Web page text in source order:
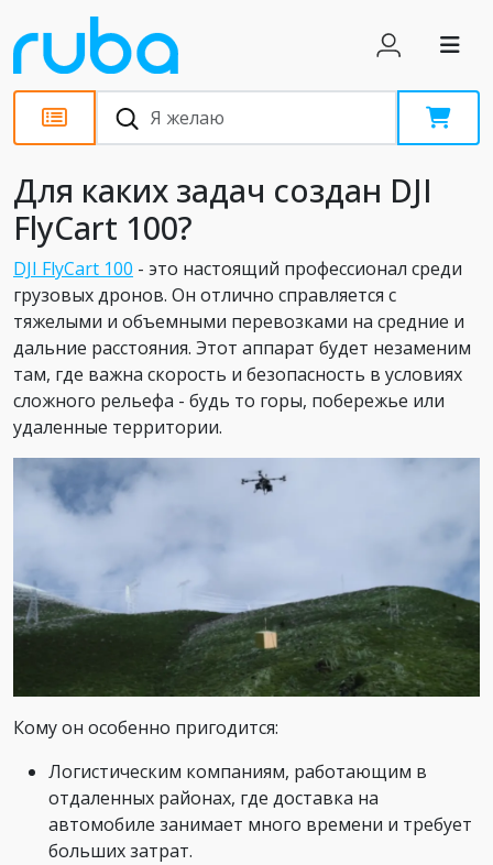
Статьи
Для каких задач создан DJI
FlyCart 100?
DJI FlyCart 100 - это настоящий профессионал среди
грузовых дронов. Он отлично справляется с
тяжелыми и объемными перевозками на средние и
дальние расстояния. Этот аппарат будет незаменим
там, где важна скорость и безопасность в условиях
сложного рельефа - будь то горы, побережье или
удаленные территории.
Кому он особенно пригодится:
Логистическим компаниям, работающим в
отдаленных районах, где доставка на
автомобиле занимает много времени и требует
больших затрат.